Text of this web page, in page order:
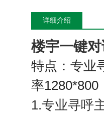
详细介绍
楼宇一键
特点：专业
率1280*800
1.专业寻呼